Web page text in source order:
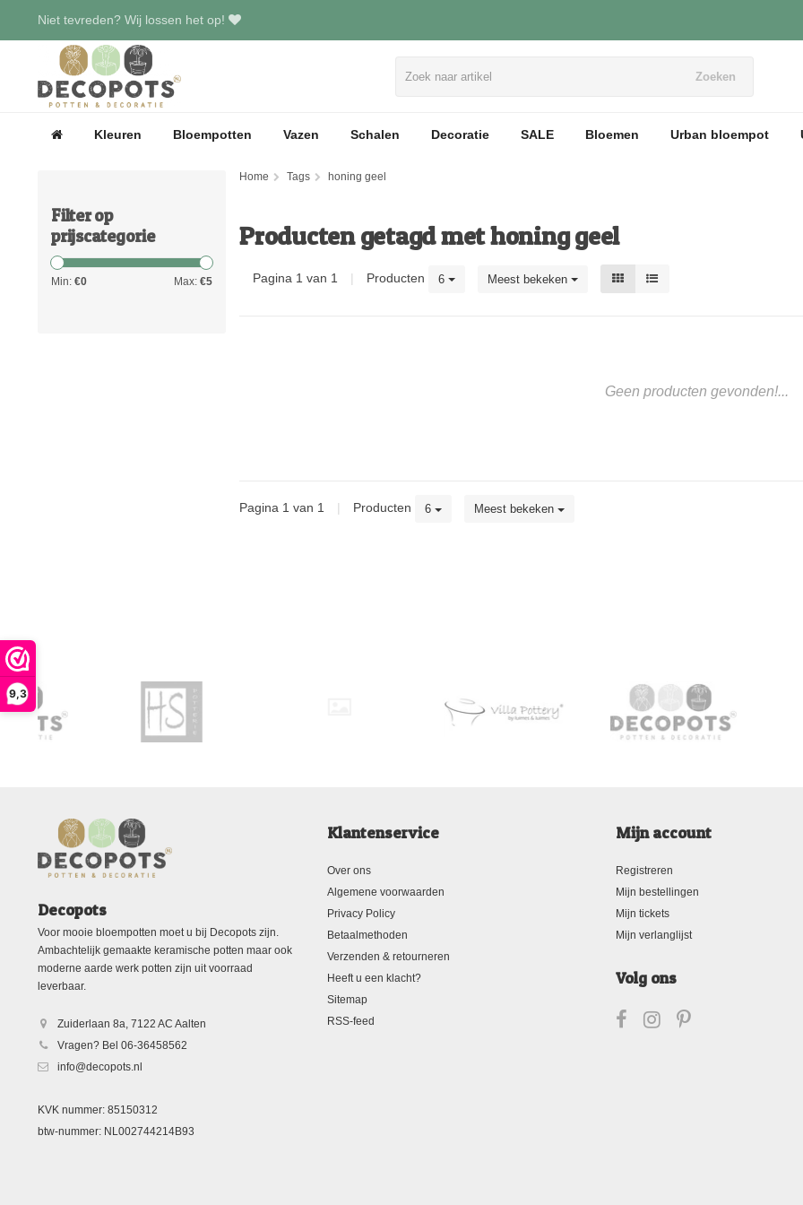
9,3
Niet tevreden? Wij lossen het op!
Zoeken
Kleuren Bloempotten Vazen Schalen Decoratie SALE Bloemen Urban bloempot
Filter op
prijscategorie
Min: €0 Max: €5
Home Tags honing geel
Producten getagd met honing geel
Pagina 1 van 1 | Producten 6 Meest bekeken
Geen producten gevonden!...
Pagina 1 van 1 | Producten 6 Meest bekeken
Decopots
Voor mooie bloempotten moet u bij Decopots zijn.
Ambachtelijk gemaakte keramische potten maar ook
moderne aarde werk potten zijn uit voorraad
leverbaar.
Zuiderlaan 8a, 7122 AC Aalten
Vragen? Bel 06-36458562
info@decopots.nl
KVK nummer: 85150312
btw-nummer: NL002744214B93
Klantenservice
Over ons
Algemene voorwaarden
Privacy Policy
Betaalmethoden
Verzenden & retourneren
Heeft u een klacht?
Sitemap
RSS-feed
Mijn account
Registreren
Mijn bestellingen
Mijn tickets
Mijn verlanglijst
Volg ons